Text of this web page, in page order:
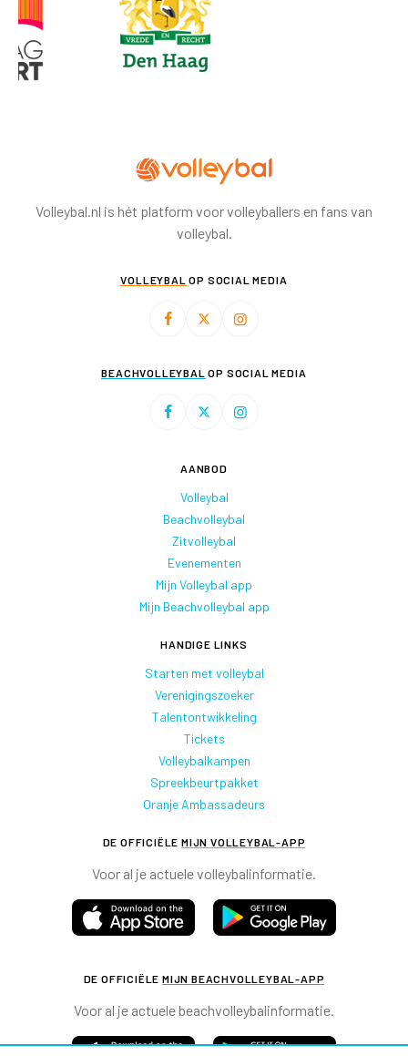
Volleybal.nl is hét platform voor volleyballers en fans van
volleybal.
VOLLEYBAL OP SOCIAL MEDIA
BEACHVOLLEYBAL OP SOCIAL MEDIA
AANBOD
Volleybal
Beachvolleybal
Zitvolleybal
Evenementen
Mijn Volleybal app
Mijn Beachvolleybal app
HANDIGE LINKS
Starten met volleybal
Verenigingszoeker
Talentontwikkeling
Tickets
Volleybalkampen
Spreekbeurtpakket
Oranje Ambassadeurs
DE OFFICIËLE MIJN VOLLEYBAL-APP
Voor al je actuele volleybalinformatie.
DE OFFICIËLE MIJN BEACHVOLLEYBAL-APP
Voor al je actuele beachvolleybalinformatie.